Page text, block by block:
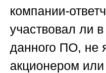
компании-
участвовал ли в
данного ПО, не
акционером